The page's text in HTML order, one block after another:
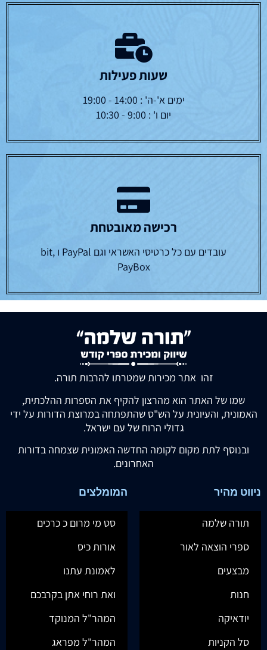
שעות פעילות
ימים א'-ה' : 14:00 - 19:00
יום ו' : 9:00 - 10:30
רכישה מאובטחת
עובדים עם כל כרטיסי האשראי וגם PayPal ו bit,
PayBox
זהו אתר מכירות שמטרתו להרבות תורה.
שמו של האתר הוא מהרצון להקיף את הספרות ההלכתית,
האמונית, והעיונית על הש"ס שהתפתחה במרוצת הדורות על ידי
גדולי הרוח של עם ישראל.
ובנוסף לתת מקום לקומה החדשה האמונית שצמחה בדורות
האחרונים.
ניווט מהיר
תורה שלמה
ספרי הוצאה לאור
מבצעים
חנות
יודאיקה
סל הקניות
המומלצים
סט מי מרום כ כרכים
אורות כיס
לאמונת עתנו
ואת רוחי אתן בקרבכם
המהר"ל המנוקד
המהר"ל מפראג